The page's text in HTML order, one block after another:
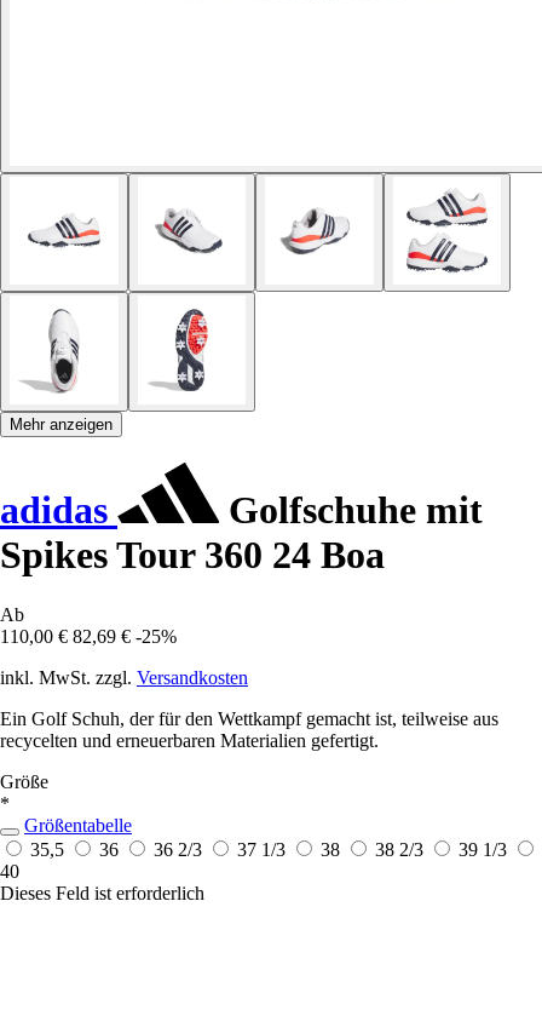
Mehr anzeigen
adidas
Golfschuhe mit
Spikes Tour 360 24 Boa
Ab
110,00 € 82,69 € -25%
inkl. MwSt. zzgl. Versandkosten
Ein Golf Schuh, der für den Wettkampf gemacht ist, teilweise aus
recycelten und erneuerbaren Materialien gefertigt.
Größe
*
Größentabelle
35,5
36 36 2/3 37 1/3 38 38 2/3
39 1/3
40
Dieses Feld ist erforderlich